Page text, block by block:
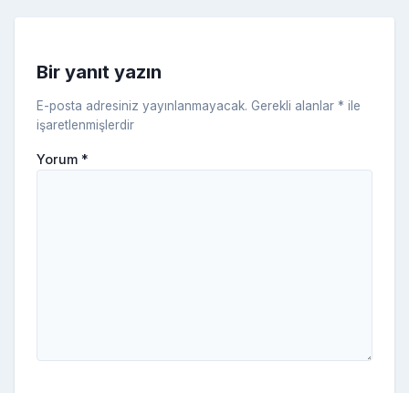
ki
Bir yanıt yazın
E-posta adresiniz yayınlanmayacak. Gerekli alanlar * ile
işaretlenmişlerdir
Yorum *